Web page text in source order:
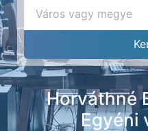
Horváthné
Egyéni